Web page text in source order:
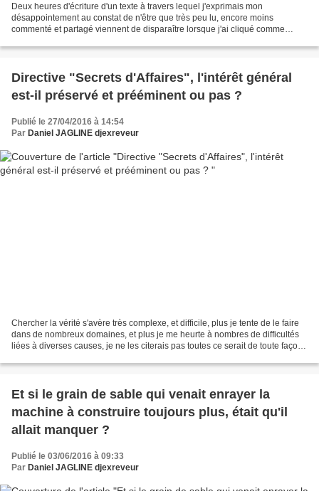
Deux heures d'écriture d'un texte à travers lequel j'exprimais mon
désappointement au constat de n'être que très peu lu, encore moins
commenté et partagé viennent de disparaître lorsque j'ai cliqué comme
Directive "Secrets d'Affaires", l'intérêt général
est-il préservé et prééminent ou pas ?
Publié le 27/04/2016 à 14:54
Par Daniel JAGLINE djexreveur
Chercher la vérité s'avère très complexe, et difficile, plus je tente de le faire
dans de nombreux domaines, et plus je me heurte à nombres de difficultés
liées à diverses causes, je ne les citerais pas toutes ce serait de toute façon
Et si le grain de sable qui venait enrayer la
machine à construire toujours plus, était qu'il
allait manquer ?
Publié le 03/06/2016 à 09:33
Par Daniel JAGLINE djexreveur